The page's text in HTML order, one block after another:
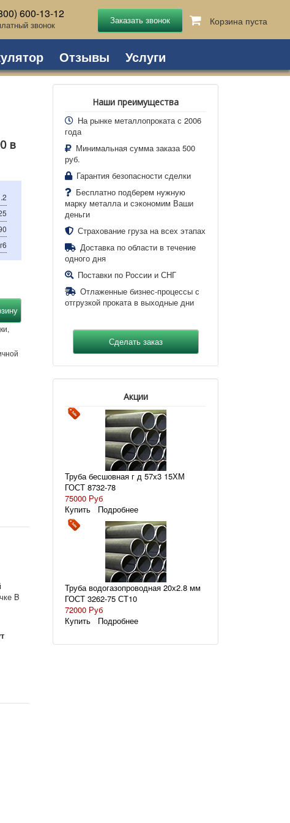
600-13-12
звонок Корзина пуста
Отзывы Услуги
в
B
Наши преимущества
На рынке металлопроката с 2006
года
Минимальная сумма заказа 500
руб.
Гарантия безопасности сделки
Бесплатно подберем нужную
марку металла и сэкономим Ваши
деньги
Страхование груза на всех этапах
Доставка по области в течение
одного дня
Поставки по России и СНГ
Отлаженные бизнес-процессы с
отгрузкой проката в выходные дни
Акции
Труба бесшовная г д 57х3 15ХМ
ГОСТ 8732-78
75000 Руб
Купить
Подробнее
Труба водогазопроводная 20х2.8 мм
ГОСТ 3262-75 СТ10
72000 Руб
Купить
Подробнее